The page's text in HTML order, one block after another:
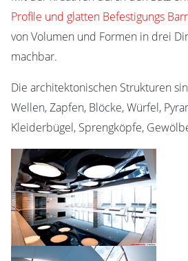
Profile und glatten Befestigungs
von Volumen und Formen in drei
machbar.
Die architektonischen Strukturen
Wellen, Zapfen, Blöcke, Würfel,
Kleiderbügel, Sprengköpfe,